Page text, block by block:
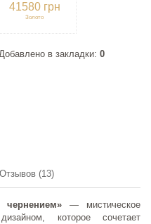
41580 грн
Золото
в закладки: 0
Отзывов (13)
— мистическое
которое сочетает